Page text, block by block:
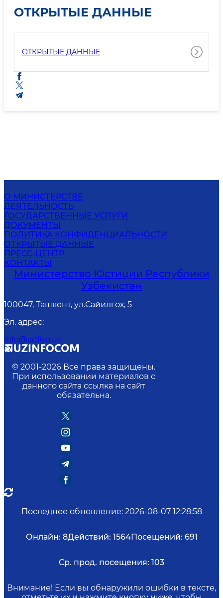
ОТКРЫТЫЕ ДАННЫЕ
ОТКРЫТЫЕ ДАННЫЕ
О МИНИСТЕРСТВЕ
ДЕЯТЕЛЬНОСТЬ
ГОСУДАРСТВЕННЫЕ УСЛУГИ
ДОКУМЕНТЫ
ПОЛИТИКА КОНФИДЕНЦИАЛЬНОСТИ
ОТКРЫТЫЕ ДАННЫЕ
ПРЕСС-ЦЕНТР
КОНТАКТЫ
Министерство Юстиции Республики
Узбекистан
100047, Ташкент, ул.Сайилгох, 5
Эл. адрес:
info@adliya.uz
© 2001-2026 Все права защищены.
При использовании материалов с
данного сайта ссылка на сайт
обязательна.
Последнее обновление: 2026-08-07 12:28:58
Онлайн: 8Действий: 1564Посещений: 691
Ср. прод. посещения: 103
Внимание! Если вы обнаружили ошибки в тексте,